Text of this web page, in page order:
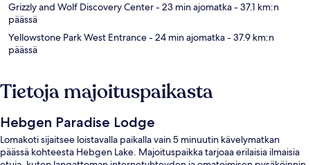
Grizzly and Wolf Discovery Center- 23 min ajomatka- 37.1 km:n
päässä
Yellowstone Park West Entrance- 24 min ajomatka- 37.9 km:n
päässä
Tietoja majoituspaikasta
Hebgen Paradise Lodge
Lomakoti sijaitsee loistavalla paikalla vain 5 minuutin kävelymatkan
päässä kohteesta Hebgen Lake. Majoituspaikka tarjoaa erilaisia ilmaisia